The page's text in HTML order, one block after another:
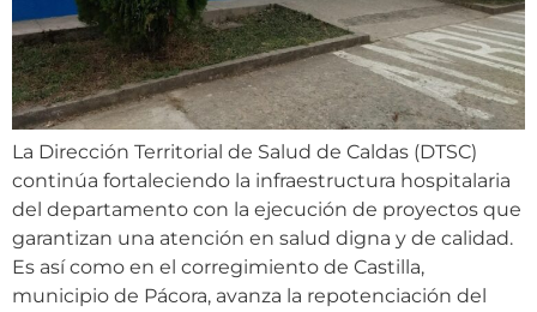
La Dirección Territorial de Salud de Caldas (DTSC)
continúa fortaleciendo la infraestructura hospitalaria
del departamento con la ejecución de proyectos que
garantizan una atención en salud digna y de calidad.
Es así como en el corregimiento de Castilla,
municipio de Pácora, avanza la repotenciación del